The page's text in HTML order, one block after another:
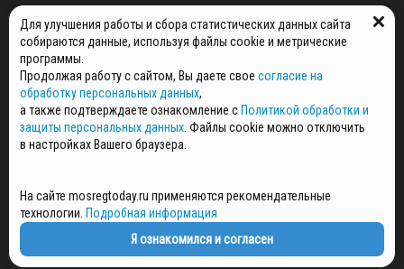
© 2026 ПРАВА НА ВСЕ МАТЕРИАЛЫ САЙТА ПРИНАДЛЕЖАТ ГАУ МО "ЦИФРОВЫЕ
МЕДИА" (ОГРН: 1255000059467).
ПОЛИТИКА ОБРАБОТКИ И ЗАЩИТЫ ПЕРСОНАЛЬНЫХ ДАННЫХ
НОВОСТИ
ГАЗЕТЫ
РЕКЛАМОДАТЕЛЯМ
СПЕЦПРОЕКТЫ
СТАТЬИ
ПОЛИТИКА КОНФИДЕНЦИАЛЬНОСТИ
Для улучшения работы и сбора статистических данных сайта
собираются данные, используя файлы cookie и метрические
программы.
Продолжая работу с сайтом, Вы даете свое согласие на
обработку персональных данных,
а также подтверждаете ознакомление с Политикой обработки и
защиты персональных данных . Файлы cookie можно отключить
в настройках Вашего браузера.
На сайте mosregtoday.ru применяются рекомендательные
технологии. Подробная информация
Я ознакомился и согласен